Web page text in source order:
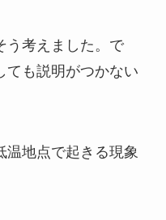
う考えました。で
ても説明がつかない
温地点で起きる現象